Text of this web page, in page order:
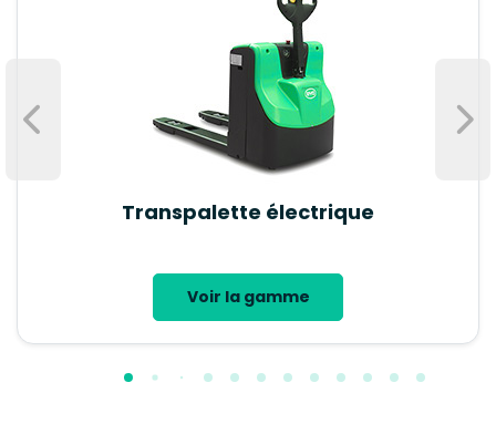
Transpalette électrique
Voir la gamme